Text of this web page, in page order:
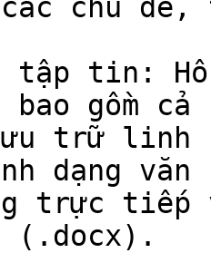
chủ đề,
tập tin:
gồm cả
trữ linh
dạng văn
trực tiếp
(.docx).